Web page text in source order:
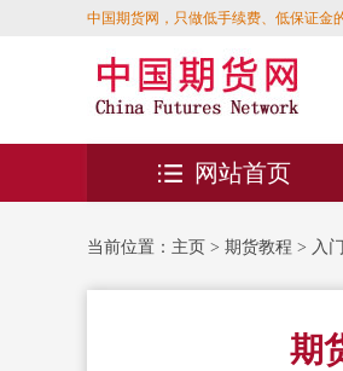
中国期货网，只做低手续费、低保证金
网站首页
当前位置： 主页 > 期货教程 > 入
期